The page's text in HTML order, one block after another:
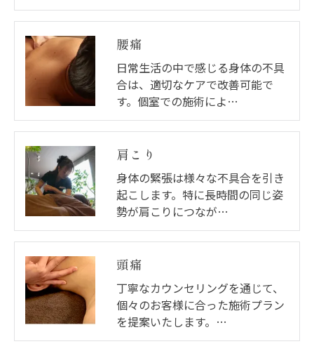
腰痛
日常生活の中で感じる身体の不具
合は、適切なケアで改善可能で
す。個室での施術によ…
肩こり
身体の緊張は様々な不具合を引き
起こします。特に長時間の同じ姿
勢が肩こりにつなが…
頭痛
丁寧なカウンセリングを通じて、
個々のお客様に合った施術プラン
を提案いたします。…